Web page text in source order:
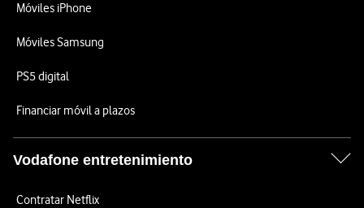
Móviles iPhone
Móviles Samsung
PS5 digital
Financiar móvil a plazos
Vodafone entretenimiento
Contratar Netflix